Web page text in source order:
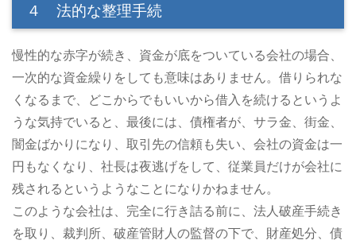
４ 法的な整理手続
慢性的な赤字が続き、資金が底をついている会社の場合、
一次的な資金繰りをしても意味はありません。借りられな
くなるまで、どこからでもいいから借入を続けるというよ
うな気持でいると、最後には、債権者が、サラ金、街金、
闇金ばかりになり、取引先の信頼も失い、会社の資金は一
円もなくなり、社長は夜逃げをして、従業員だけが会社に
残されるというようなことになりかねません。
このような会社は、完全に行き詰る前に、法人破産手続き
を取り、裁判所、破産管財人の監督の下で、財産処分、債